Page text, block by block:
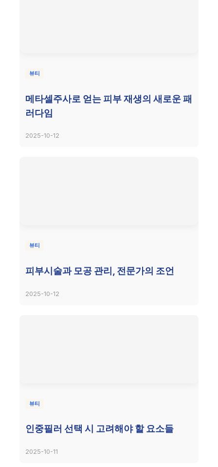
뷰티
메타셀주사로 얻는 피부 재생의 새로운 패
러다임
2025-10-12
뷰티
피부시술과 모공 관리, 전문가의 조언
2025-10-12
뷰티
인중필러 선택 시 고려해야 할 요소들
2025-10-11